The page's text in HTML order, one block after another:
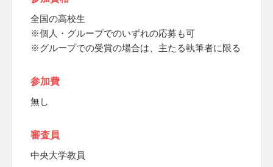
全国の高校生
※個人・グループでのいずれの応募も可
※グループでの受賞の場合は、主たる執筆者に限る
参加費
無し
審査員
中央大学教員